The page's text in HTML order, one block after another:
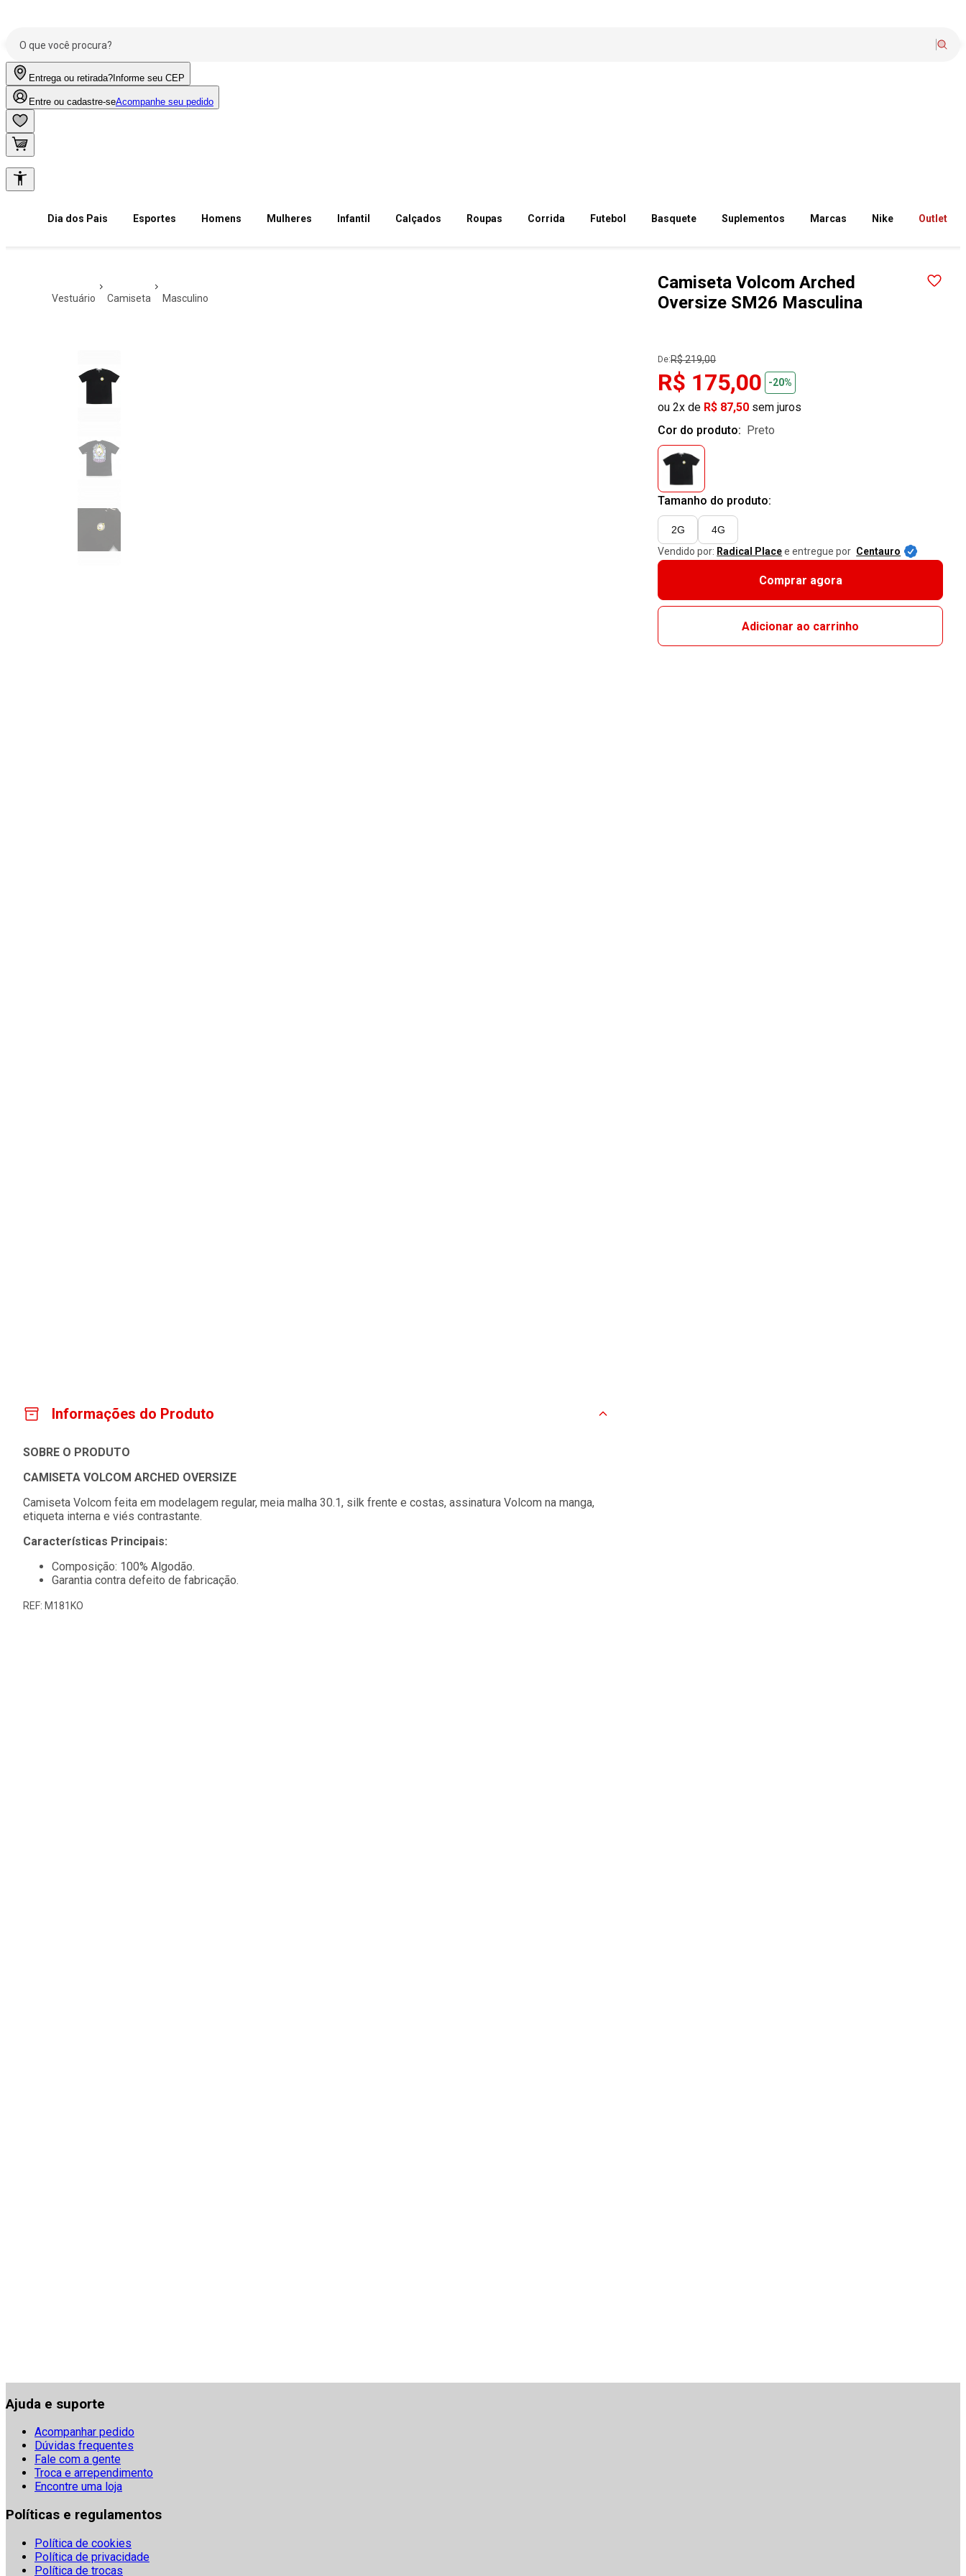
Entrega ou retirada? Informe seu CEP
Entre ou cadastre-seAcompanhe seu pedido
Dia dos Pais Esportes Homens Mulheres Infantil Calçados Roupas Corrida Futebol Basquete Suplementos Marcas Nike Outlet
vestuário camiseta masculino
Camiseta Volcom Arched
Oversize SM26 Masculina
De:R$ 219,00
R$ 175,00 -20%
ou 2x de R$ 87,50 sem juros
Cor do produto:
preto
Tamanho do produto:
2G
4G
Vendido por: Radical Placee entregue por Centauro
Comprar agora
Adicionar ao carrinho
Informações do Produto
SOBRE O PRODUTO
CAMISETA VOLCOM ARCHED OVERSIZE
Camiseta Volcom feita em modelagem regular, meia malha 30.1, silk frente e costas, assinatura Volcom na manga,
etiqueta interna e viés contrastante.
Características Principais:
Composição: 100% Algodão.
Garantia contra defeito de fabricação.
REF: M181KO
Ajuda e suporte
Acompanhar pedido
Dúvidas frequentes
Fale com a gente
Troca e arrependimento
Encontre uma loja
Políticas e regulamentos
Política de cookies
Política de privacidade
Política de trocas